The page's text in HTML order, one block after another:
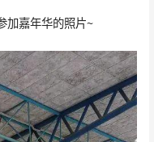
加嘉年华的照片~